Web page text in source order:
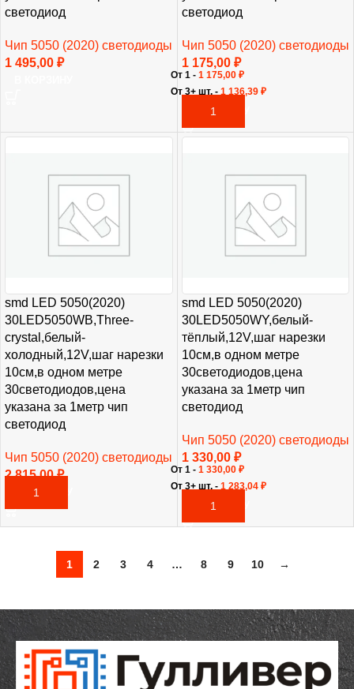
светодиод
Чип 5050 (2020) светодиоды
1 495,00 ₽
светодиод
Чип 5050 (2020) светодиоды
1 175,00 ₽
В КОРЗИНУ
От 1 - 1 175,00 ₽
От 3+ шт. - 1 136,39 ₽
smd LED 5050(2020)
30LED5050WB,Three-
crystal,белый-
холодный,12V,шаг нарезки
10см,в одном метре
30светодиодов,цена
указана за 1метр чип
светодиод
Чип 5050 (2020) светодиоды
2 815,00₽
В КОРЗИНУ
smd LED 5050(2020)
30LED5050WY,белый-
тёплый,12V,шаг нарезки
10см,в одном метре
30светодиодов,цена
указана за 1метр чип
светодиод
Чип 5050 (2020) светодиоды
1 330,00 ₽
В КОРЗИНУ
От 1 - 1 330,00 ₽
От 3+ шт. - 1 283,04 ₽
1 2 3 4 … 8 9 10 →